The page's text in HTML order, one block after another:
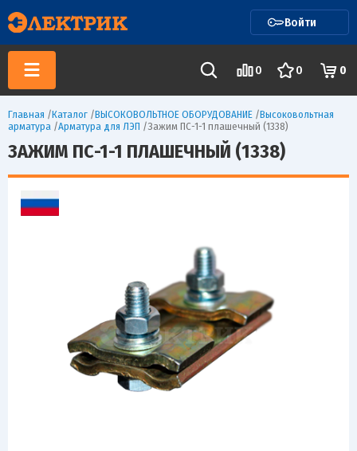
Войти
0 0 0
Главная /Каталог /ВЫСОКОВОЛЬТНОЕ ОБОРУДОВАНИЕ /Высоковольтная
арматура /Арматура для ЛЭП /Зажим ПС-1-1 плашечный (1338)
ЗАЖИМ ПС-1-1 ПЛАШЕЧНЫЙ (1338)